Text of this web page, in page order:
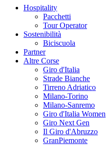
Hospitality
Pacchetti
Tour Operator
Sostenibilità
Biciscuola
Partner
Altre Corse
Giro d'Italia
Strade Bianche
Tirreno Adriatico
Milano-Torino
Milano-Sanremo
Giro d'Italia Women
Giro Next Gen
Il Giro d'Abruzzo
GranPiemonte